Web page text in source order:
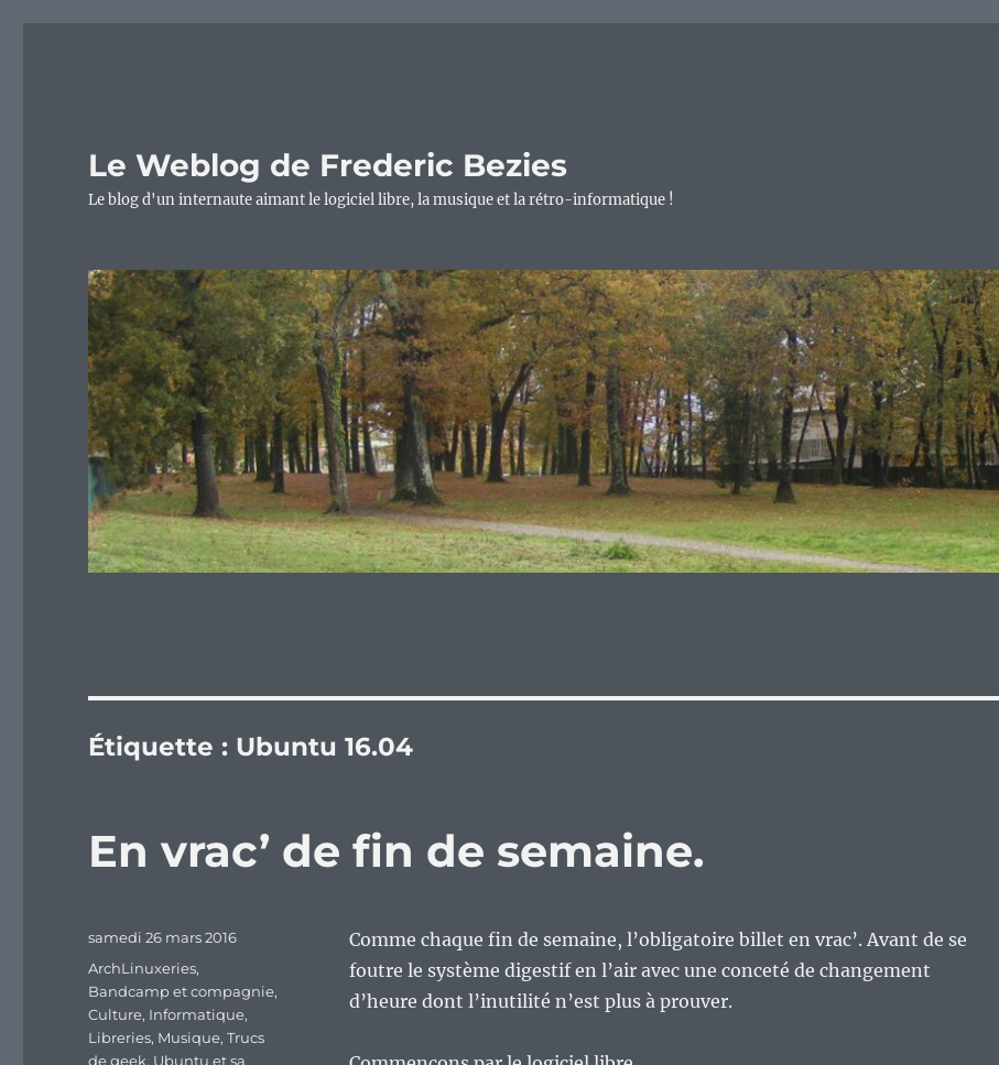
Le Weblog de Frederic Bezies
Le blog d'un internaute aimant le logiciel libre, la musique et la rétro-informatique !
Étiquette : Ubuntu 16.04
En vrac’ de fin de semaine.
Comme chaque fin de semaine, l’obligatoire billet en vrac’. Avant de se
foutre le système digestif en l’air avec une conceté de changement
d’heure dont l’inutilité n’est plus à prouver.
Publié
samedi 26 mars 2016
Catégories
ArchLinuxeries,
Bandcamp et compagnie,
Culture, Informatique,
Libreries, Musique,Trucs
de geek, Ubuntu et sa